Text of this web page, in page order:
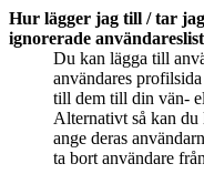
Hur lägger jag till / tar
ignorerade
Du kan lägga till
användares
till dem till din vän-
Alternativt så kan du
ange deras
ta bort användare